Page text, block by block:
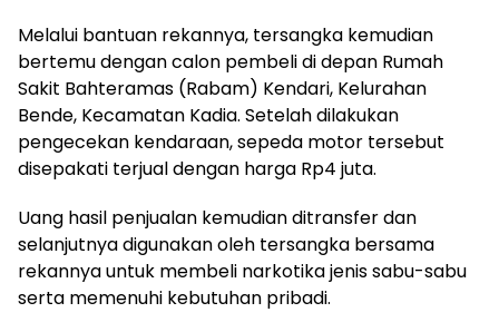
Melalui bantuan rekannya, tersangka kemudian
bertemu dengan calon pembeli di depan Rumah
Sakit Bahteramas (Rabam) Kendari, Kelurahan
Bende, Kecamatan Kadia. Setelah dilakukan
pengecekan kendaraan, sepeda motor tersebut
disepakati terjual dengan harga Rp4 juta.
Uang hasil penjualan kemudian ditransfer dan
selanjutnya digunakan oleh tersangka bersama
rekannya untuk membeli narkotika jenis sabu-sabu
serta memenuhi kebutuhan pribadi.